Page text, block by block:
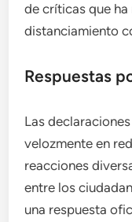
de críticas que
distanciamiento
Respuestas
Las
velozmente en
reacciones
entre los
una respuesta